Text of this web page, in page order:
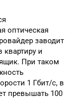
оптическая
заводит
и
При таком
1 Гбит/с, в
превышать 100